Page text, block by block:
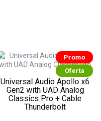
Promo
Oferta
Universal Audio Apollo x6
Gen2 with UAD Analog
Classics Pro + Cable
Thunderbolt